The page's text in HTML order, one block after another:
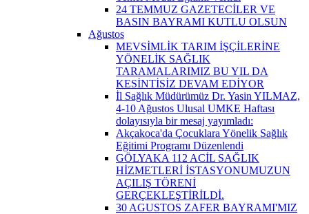
24 TEMMUZ GAZETECİLER VE
BASIN BAYRAMI KUTLU OLSUN
Ağustos
MEVSİMLİK TARIM İŞÇİLERİNE
YÖNELİK SAĞLIK
TARAMALARIMIZ BU YIL DA
KESİNTİSİZ DEVAM EDİYOR
İl Sağlık Müdürümüz Dr. Yasin YILMAZ,
4-10 Ağustos Ulusal UMKE Haftası
dolayısıyla bir mesaj yayımladı:
Akçakoca'da Çocuklara Yönelik Sağlık
Eğitimi Programı Düzenlendi
GÖLYAKA 112 ACİL SAĞLIK
HİZMETLERİ İSTASYONUMUZUN
AÇILIŞ TÖRENİ
GERÇEKLEŞTİRİLDİ.
30 AGUSTOS ZAFER BAYRAMI'MIZ